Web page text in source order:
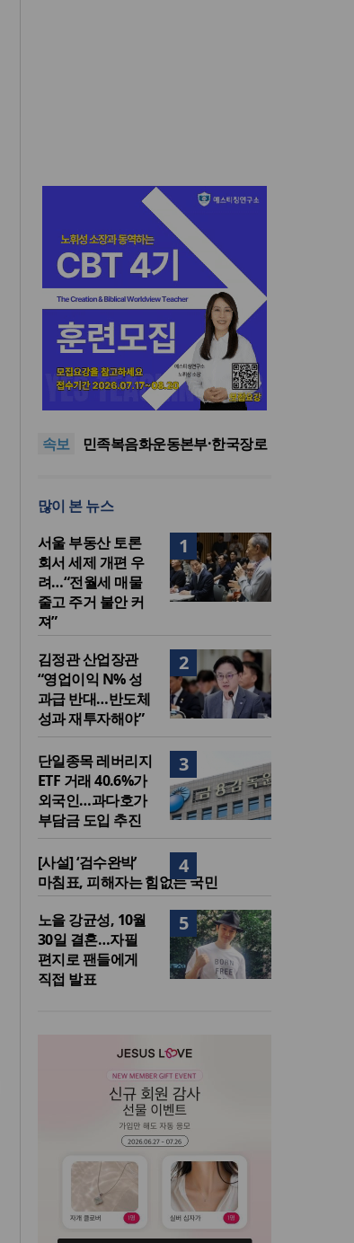
속보
단일종목 레버리지 ETF 거래
40.6%가 외국인…과다호가부
한기연 “전쟁을 부르는 정책을
성회 개최
민족복음화운동본부·한국장로
40.6%가 외국인…과다호가부
담금 도입 추진
한기연 “전쟁을 부르는 정책을
많이 본 뉴스
1
서울 부동산 토론
회서 세제 개편 우
려…“전월세 매물
줄고 주거 불안 커
져”
2
김정관 산업장관
“영업이익 N% 성
과급 반대…반도체
성과 재투자해야”
3
단일종목 레버리지
ETF 거래 40.6%가
외국인…과다호가
부담금 도입 추진
4
[사설] ‘검수완박’
마침표, 피해자는 힘없는 국민
5
노을 강균성, 10월
30일 결혼…자필
편지로 팬들에게
직접 발표